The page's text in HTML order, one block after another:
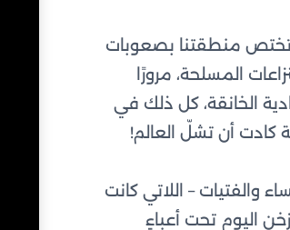
منطقتنا بصعوبات
المسلحة، مرورًا
الخانقة، كل ذلك في
كادت أن تشلّ العالم!
والفتيات – اللاتي كانت
اليوم تحت أعباءٍ